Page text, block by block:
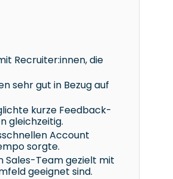
Recruiter:innen, die
sehr gut in Bezug auf
kurze Feedback-
gleichzeitig.
Account
sorgte.
Sales-Team gezielt mit
geeignet sind.